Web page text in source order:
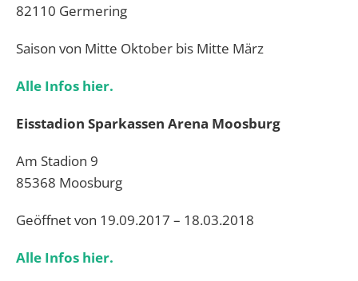
82110 Germering
Saison von Mitte Oktober bis Mitte März
Alle Infos hier.
Eisstadion Sparkassen Arena Moosburg
Am Stadion 9
85368 Moosburg
Geöffnet von 19.09.2017 – 18.03.2018
Alle Infos hier.